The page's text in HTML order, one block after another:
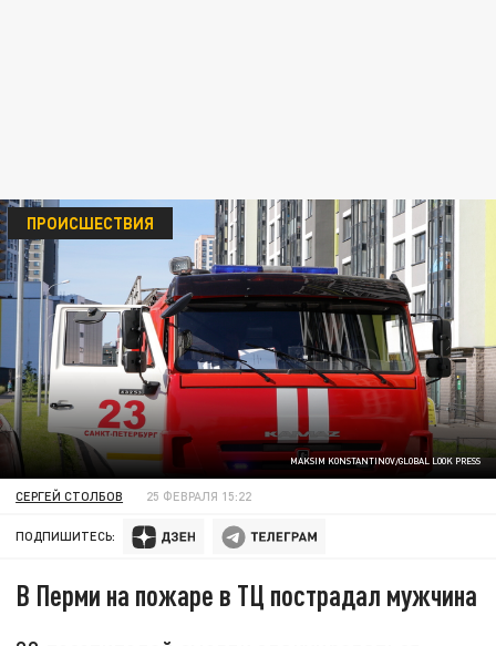
MAKSIM KONSTANTINOV/GLOBAL LOOK PRESS
ПРОИСШЕСТВИЯ
СЕРГЕЙ СТОЛБОВ 25 ФЕВРАЛЯ 15:22
ПОДПИШИТЕСЬ:
В Перми на пожаре в ТЦ пострадал мужчина